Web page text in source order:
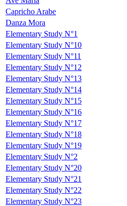
Capricho Arabe
Danza Mora
Elementary Study N°1
Elementary Study N°10
Elementary Study N°11
Elementary Study N°12
Elementary Study N°13
Elementary Study N°14
Elementary Study N°15
Elementary Study N°16
Elementary Study N°17
Elementary Study N°18
Elementary Study N°19
Elementary Study N°2
Elementary Study N°20
Elementary Study N°21
Elementary Study N°22
Elementary Study N°23